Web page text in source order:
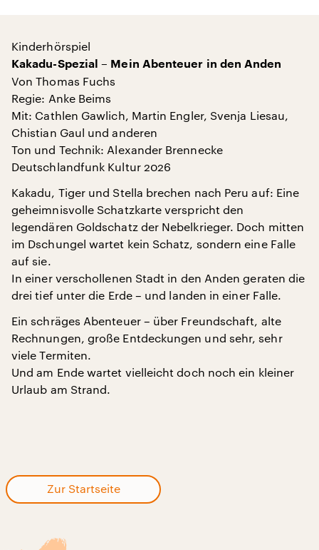
Kinderhörspiel
Kakadu-Spezial – Mein Abenteuer in den Anden
Von Thomas Fuchs
Regie: Anke Beims
Mit: Cathlen Gawlich, Martin Engler, Svenja Liesau,
Chistian Gaul und anderen
Ton und Technik: Alexander Brennecke
Deutschlandfunk Kultur 2026
Kakadu, Tiger und Stella brechen nach Peru auf: Eine
geheimnisvolle Schatzkarte verspricht den
legendären Goldschatz der Nebelkrieger. Doch mitten
im Dschungel wartet kein Schatz, sondern eine Falle
auf sie.
In einer verschollenen Stadt in den Anden geraten die
drei tief unter die Erde – und landen in einer Falle.
Ein schräges Abenteuer – über Freundschaft, alte
Rechnungen, große Entdeckungen und sehr, sehr
viele Termiten.
Und am Ende wartet vielleicht doch noch ein kleiner
Urlaub am Strand.
Zur Startseite